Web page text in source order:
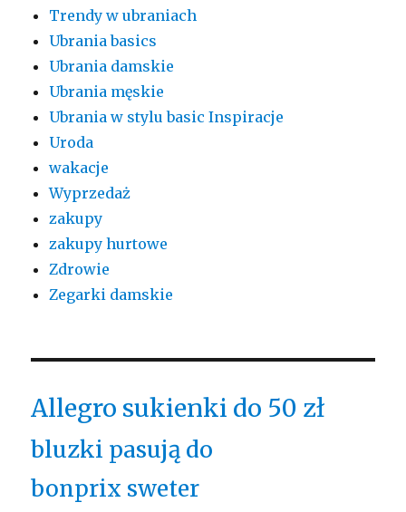
Trendy w ubraniach
Ubrania basics
Ubrania damskie
Ubrania męskie
Ubrania w stylu basic Inspiracje
Uroda
wakacje
Wyprzedaż
zakupy
zakupy hurtowe
Zdrowie
Zegarki damskie
Allegro sukienki do 50 zł
bluzki pasują do
bonprix sweter